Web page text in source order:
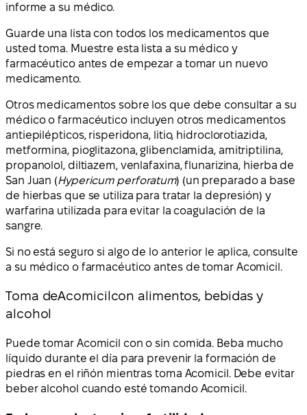
informe a su médico.
Guarde una lista con todos los medicamentos que
usted toma. Muestre esta lista a su médico y
farmacéutico antes de empezar a tomar un nuevo
medicamento.
Otros medicamentos sobre los que debe consultar a su
médico o farmacéutico incluyen otros medicamentos
antiepilépticos, risperidona, litio, hidroclorotiazida,
metformina, pioglitazona, glibenclamida, amitriptilina,
propanolol, diltiazem, venlafaxina, flunarizina, hierba de
San Juan (Hypericum perforatum) (un preparado a base
de hierbas que se utiliza para tratar la depresión) y
warfarina utilizada para evitar la coagulación de la
sangre.
Si no está seguro si algo de lo anterior le aplica, consulte
a su médico o farmacéutico antes de tomar Acomicil.
Toma deAcomicilcon alimentos, bebidas y
alcohol
Puede tomar Acomicil con o sin comida. Beba mucho
líquido durante el día para prevenir la formación de
piedras en el riñón mientras toma Acomicil. Debe evitar
beber alcohol cuando esté tomando Acomicil.